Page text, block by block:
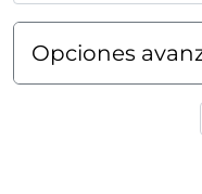
Opciones